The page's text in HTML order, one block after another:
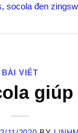
, socola đen
BÀI VIẾT